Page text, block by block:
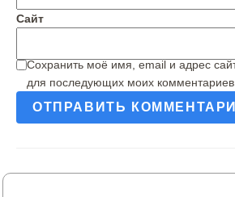
Сайт
Сохранить моё имя, email и адрес
для последующих моих комментариев.